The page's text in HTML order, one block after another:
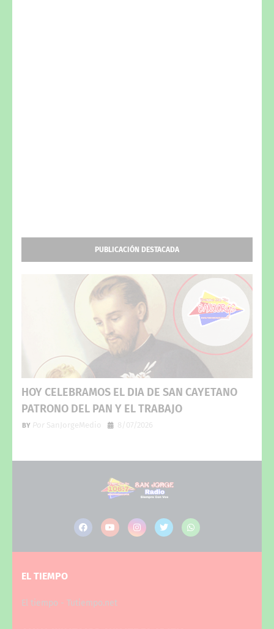
PUBLICACIÓN DESTACADA
HOY CELEBRAMOS EL DIA DE SAN CAYETANO
PATRONO DEL PAN Y EL TRABAJO
Por SanJorgeMedio 8/07/2026
EL TIEMPO
El tiempo - Tutiempo.net